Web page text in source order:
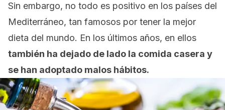
Sin embargo, no todo es positivo en los países del
Mediterráneo, tan famosos por tener la mejor
dieta del mundo. En los últimos años, en ellos
también ha dejado de lado la comida casera y
se han adoptado malos hábitos.